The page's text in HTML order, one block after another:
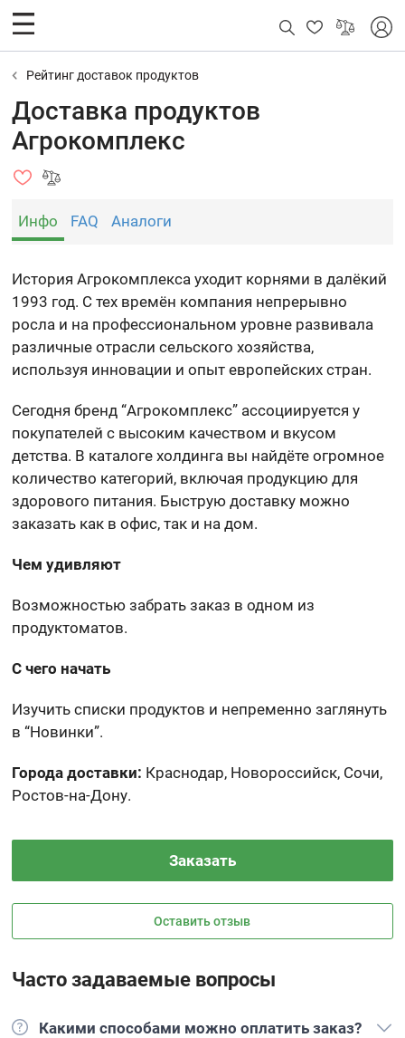
Рейтинг доставок продуктов
Доставка продуктов
Агрокомплекс
Инфо FAQ Аналоги
История Агрокомплекса уходит корнями в далёкий
1993 год. С тех времён компания непрерывно
росла и на профессиональном уровне развивала
различные отрасли сельского хозяйства,
используя инновации и опыт европейских стран.
Сегодня бренд “Агрокомплекс” ассоциируется у
покупателей с высоким качеством и вкусом
детства. В каталоге холдинга вы найдёте огромное
количество категорий, включая продукцию для
здорового питания. Быструю доставку можно
заказать как в офис, так и на дом.
Чем удивляют
Возможностью забрать заказ в одном из
продуктоматов.
С чего начать
Изучить списки продуктов и непременно заглянуть
в “Новинки”.
Города доставки: Краснодар, Новороссийск, Сочи,
Ростов-на-Дону.
Заказать
Оставить отзыв
Часто задаваемые вопросы
Какими способами можно оплатить заказ?